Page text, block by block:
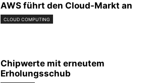
AWS führt den Cloud-Markt an
CLOUD COMPUTING
Chipwerte mit erneutem
Erholungsschub